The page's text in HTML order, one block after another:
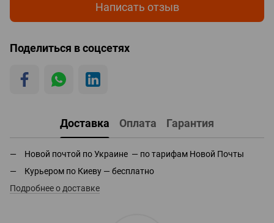
Написать отзыв
Поделиться в соцсетях
Доставка Оплата Гарантия
Новой почтой по Украине — по тарифам Новой Почты
Курьером по Киеву — бесплатно
Подробнее о доставке